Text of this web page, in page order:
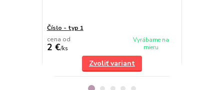
Číslo - typ 1
cena od
2 €/ks
Vyrábame na
mieru
Zvoliť variant